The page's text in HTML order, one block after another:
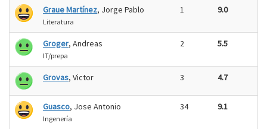
Graue Martínez, Jorge Pablo
Literatura
1 9.0
Groger, Andreas
IT/prepa
2 5.5
Grovas, Victor 3 4.7
Guasco, Jose Antonio
Ingenería
34 9.1